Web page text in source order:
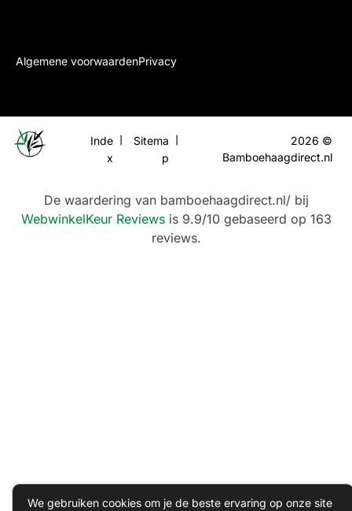
Algemene voorwaardenPrivacy
Inde
x
Sitema
p
2026 ©
Bamboehaagdirect.nl
De waardering van bamboehaagdirect.nl/ bij
WebwinkelKeur Reviewsis 9.9/10 gebaseerd op 163
reviews.
We gebruiken cookies om je de beste ervaring op onze site